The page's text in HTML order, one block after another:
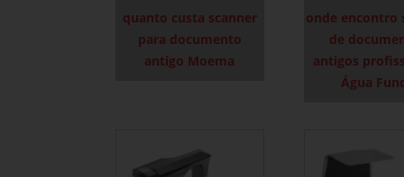
quanto custa scanner
para documento
antigo Moema
onde encontro
de
antigos
Água